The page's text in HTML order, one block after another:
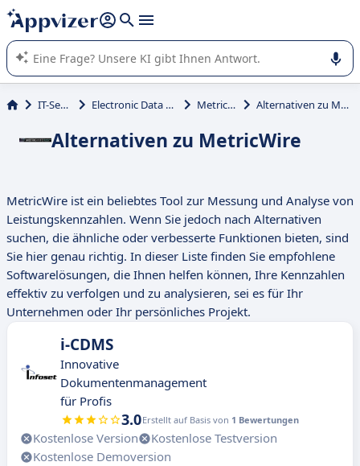
beantworten (mehrere Zeilen mit
Die KI von Appvizer führt Sie bei der Nutzung oder Auswahl
von SaaS-Software in Unternehmen.
IT-Service Electronic Data Capture MetricWire Alternativen zu MetricWire
Alternativen zu MetricWire
MetricWire ist ein beliebtes Tool zur Messung und Analyse von
Leistungskennzahlen. Wenn Sie jedoch nach Alternativen
suchen, die ähnliche oder verbesserte Funktionen bieten, sind
Sie hier genau richtig. In dieser Liste finden Sie empfohlene
Softwarelösungen, die Ihnen helfen können, Ihre Kennzahlen
effektiv zu verfolgen und zu analysieren, sei es für Ihr
Unternehmen oder Ihr persönliches Projekt.
i-CDMS
Innovative
Dokumentenmanagement
für Profis
3.0Erstellt auf Basis von 1 Bewertungen
Kostenlose Version
Kostenlose Testversion
Kostenlose Demoversion